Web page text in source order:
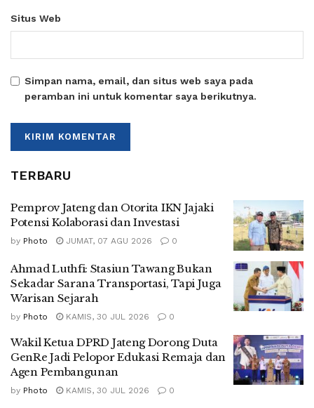
Situs Web
Simpan nama, email, dan situs web saya pada
peramban ini untuk komentar saya berikutnya.
TERBARU
Pemprov Jateng dan Otorita IKN Jajaki
Potensi Kolaborasi dan Investasi
by Photo JUMAT, 07 AGU 2026 0
Ahmad Luthfi: Stasiun Tawang Bukan
Sekadar Sarana Transportasi, Tapi Juga
Warisan Sejarah
by Photo KAMIS, 30 JUL 2026 0
Wakil Ketua DPRD Jateng Dorong Duta
GenRe Jadi Pelopor Edukasi Remaja dan
Agen Pembangunan
by Photo KAMIS, 30 JUL 2026 0